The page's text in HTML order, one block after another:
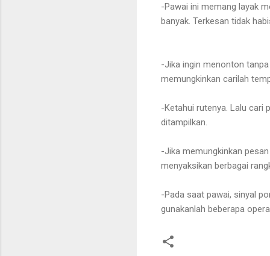
-Pawai ini memang layak
banyak. Terkesan tidak
-Jika ingin menonton
memungkinkan carilah
-Ketahui rutenya. Lalu cari
ditampilkan.
-Jika memungkinkan
menyaksikan berbagai
-Pada saat pawai, sinyal
gunakanlah beberapa